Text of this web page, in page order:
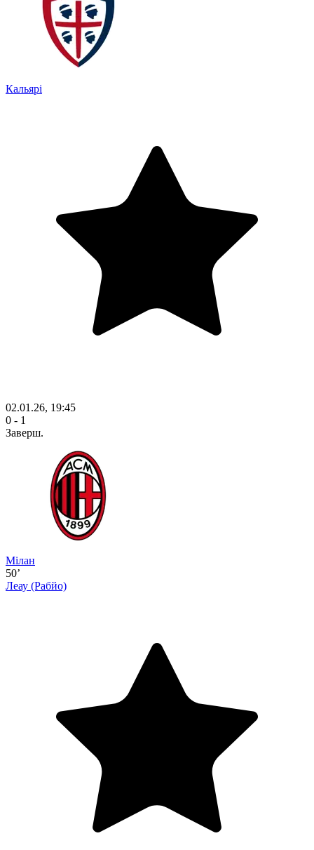
Кальярі
02.01.26, 19:45
0 - 1
Заверш.
Мілан
50’
Леау (Рабйо)